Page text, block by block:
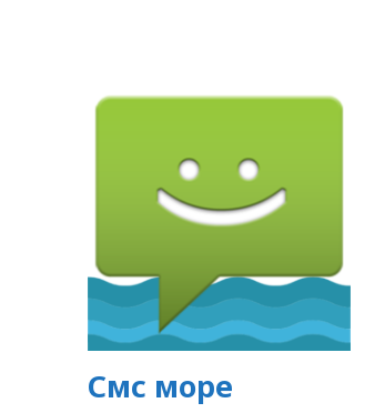
Смс море